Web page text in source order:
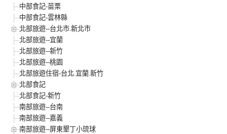
中部食記-苗栗
中部食記-雲林縣
北部旅遊--台北市.新北市
北部旅遊--宜蘭
北部旅遊--新竹
北部旅遊--桃園
北部旅遊住宿-台北.宜蘭.新竹
北部食記
北部食記-新竹
南部旅遊--台南
南部旅遊--嘉義
南部旅遊--屏東墾丁小琉球